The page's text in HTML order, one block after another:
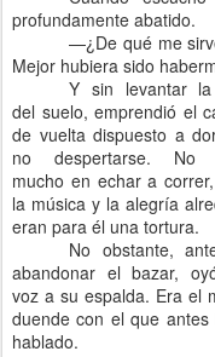
profundamente abatido.
—¿De qué me
Mejor hubiera sido
Y sin levantar
del suelo, emprendió el
de vuelta dispuesto a
no despertarse. No
mucho en echar a
la música y la alegría
eran para él una tortura.
No obstante,
abandonar el bazar,
voz a su espalda. Era el
duende con el que antes
hablado.